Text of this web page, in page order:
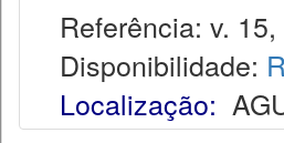
Referência: v.
Disponibilidade:
Localização: